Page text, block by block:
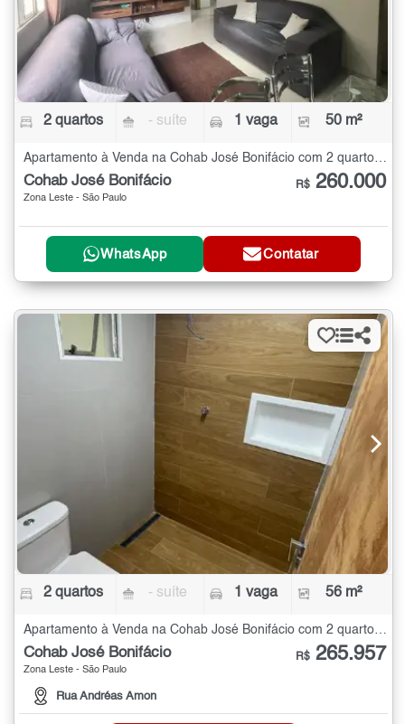
2 quartos - suíte 1 vaga 50 m²
Apartamento à Venda na Cohab José Bonifácio com 2 quartos - 50 m²
Cohab José Bonifácio
Zona Leste - São Paulo
R$ 260.000
WhatsApp Contatar
2 quartos - suíte 1 vaga 56 m²
Apartamento à Venda na Cohab José Bonifácio com 2 quartos - 56 m²
Cohab José Bonifácio
Zona Leste - São Paulo
Rua Andréas Amon
R$ 265.957